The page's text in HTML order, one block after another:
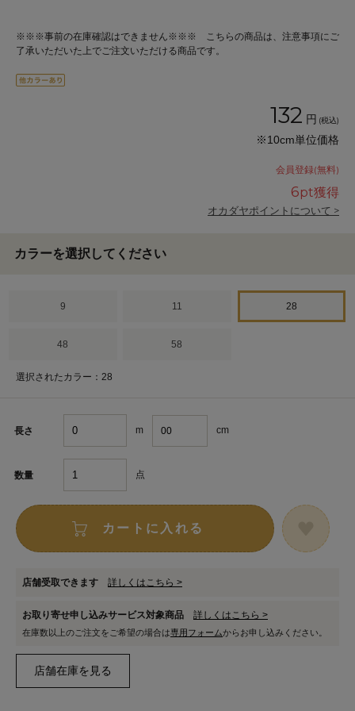
※※※事前の在庫確認はできません※※※ こちらの商品は、注意事項にご
了承いただいた上でご注文いただける商品です。
132 円 (税込)
※10cm単位価格
会員登録(無料)
6pt獲得
オカダヤポイントについて >
カラーを選択してください
9 11 28
48 58
選択されたカラー：28
長さ m cm
数量 点
カートに入れる
店舗受取できます 詳しくはこちら >
お取り寄せ申し込みサービス対象商品 詳しくはこちら >
在庫数以上のご注文をご希望の場合は専用フォームからお申し込みください。